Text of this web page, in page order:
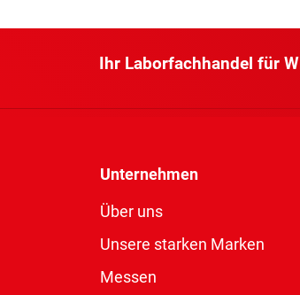
Ihr Laborfachhandel für
Unternehmen
Über uns
Unsere starken Marken
Messen